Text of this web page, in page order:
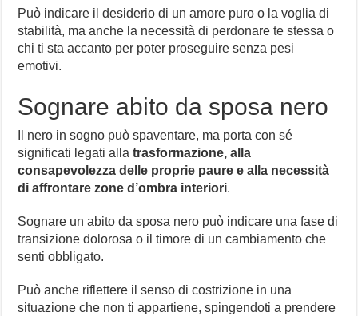
Può indicare il desiderio di un amore puro o la voglia di
stabilità, ma anche la necessità di perdonare te stessa o
chi ti sta accanto per poter proseguire senza pesi
emotivi.
Sognare abito da sposa nero
Il nero in sogno può spaventare, ma porta con sé
significati legati allatrasformazione, alla
consapevolezza delle proprie paure e alla necessità
di affrontare zone d’ombra interiori.
Sognare un abito da sposa nero può indicare una fase di
transizione dolorosa o il timore di un cambiamento che
senti obbligato.
Può anche riflettere il senso di costrizione in una
situazione che non ti appartiene, spingendoti a prendere